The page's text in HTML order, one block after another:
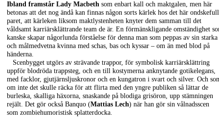
Ibland framstår Lady Macbeth som enbart kall och maktgalen, men här
betonas att det nog ändå kan finnas någon sorts kärlek hos det här
paret, att kärleken liksom maktlystenheten knyter dem samman till det
våldsamt karriärsklättrande team de är. En förmänskligande omständighet
kanske skapar någorlunda förståelse för denna man som peppas av sin starka
och målmedvetna kvinna med schas, bas och kyssar – om än med blod på
händerna.
Scenbygget utgörs av strävande trappor, för symbolisk karriärsklättring
uppför blodröda trappsteg, och en till kostymerna anknytande gotikelegans,
med facklor, gjutjärnsljuskronor och en kungatron i svart och silver. Och
om inte det skulle räcka för att flirta med den yngre publiken så lättar de
burleska, skalliga häxorna, snaskande på blodiga grisöron, upp stämningen
rejält. Det gör också Banquo (Mattias Lech) när han gör sin vålnadsscen
som zombiehumoristisk splatterdocka.